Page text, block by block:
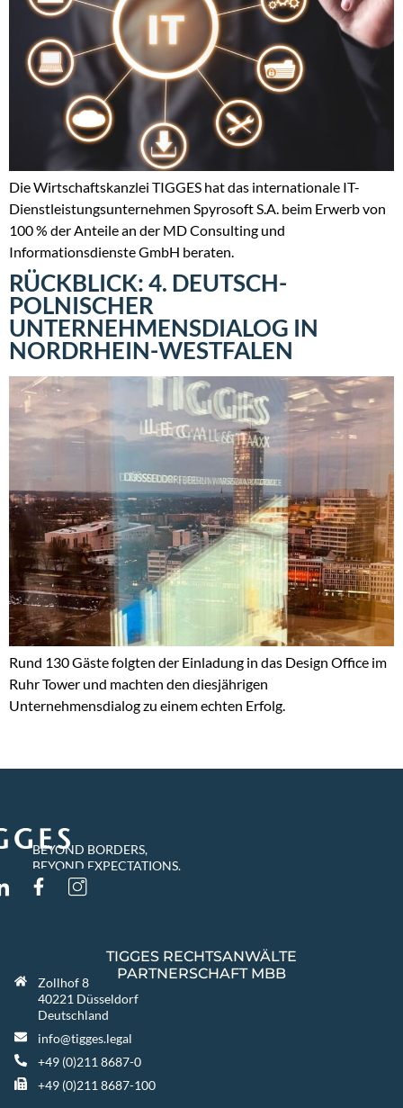
Die Wirtschaftskanzlei TIGGES hat das internationale IT-
Dienstleistungsunternehmen Spyrosoft S.A. beim Erwerb von
100 % der Anteile an der MD Consulting und
Informationsdienste GmbH beraten.
RÜCKBLICK: 4. DEUTSCH-
POLNISCHER
UNTERNEHMENSDIALOG IN
NORDRHEIN-WESTFALEN
Rund 130 Gäste folgten der Einladung in das Design Office im
Ruhr Tower und machten den diesjährigen
Unternehmensdialog zu einem echten Erfolg.
BEYOND BORDERS,
BEYOND EXPECTATIONS.
TIGGES RECHTSANWÄLTE
PARTNERSCHAFT MBB
Zollhof 8
40221 Düsseldorf
Deutschland
info@tigges.legal
+49 (0)211 8687-0
+49 (0)211 8687-100